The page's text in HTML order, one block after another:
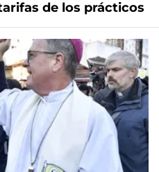
de los prácticos